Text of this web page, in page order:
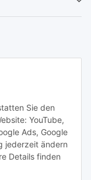
Sie den
YouTube,
Ads, Google
jederzeit ändern
Details finden